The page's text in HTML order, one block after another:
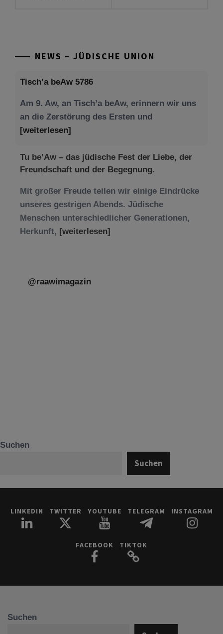
NEWS – JÜDISCHE UNION
Tisch’a beAw 5786
Am 9. Aw, an Tisch’a beAw, erinnern wir uns
an die Zerstörung des Ersten und
[weiterlesen]
Tu be’Aw – das jüdische Fest der Liebe, der
Freundschaft und der Begegnung.
Mit großer Freude teilen wir einige Eindrücke
unseres gestrigen Abends. Jüdische
Menschen unterschiedlicher Generationen,
Herkunft, [weiterlesen]
@raawimagazin
Suchen
Suchen
LINKEDIN TWITTER YOUTUBE TELEGRAM INSTAGRAM
FACEBOOK TIKTOK
Suchen